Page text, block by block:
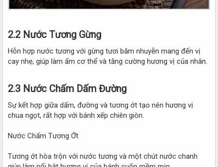
2.2 Nước Tương Gừng
Hỗn hợp nước tương với gừng tươi băm nhuyễn mang đến vị
cay nhẹ, giúp làm ấm cơ thể và tăng cường hương vị của nhân.
2.3 Nước Chấm Dấm Đường
Sự kết hợp giữa dấm, đường và tương ớt tạo nên hương vị
chua ngọt, rất hợp với bánh xếp chiên giòn.
Nước Chấm Tương Ớt
Tương ớt hòa trộn với nước tương và một chút nước chanh